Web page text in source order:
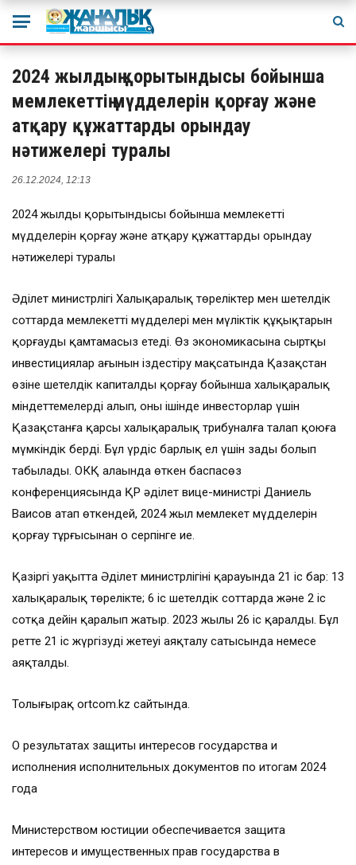
2024 жылдың қорытындысы бойынша
мемлекеттің мүдделерін қорғау және
атқару құжаттарды орындау
нәтижелері туралы
26.12.2024, 12:13
2024 жылдың қорытындысы бойынша мемлекеттің
мүдделерін қорғау және атқару құжаттарды орындау
нәтижелері туралы
Әділет министрлігі Халықаралық төреліктер мен шетелдік
соттарда мемлекеттің мүдделері мен мүліктік құқықтарын
қорғауды қамтамасыз етеді. Өз экономикасына сыртқы
инвестициялар ағынын іздестіру мақсатында Қазақстан
өзіне шетелдік капиталды қорғау бойынша халықаралық
міндеттемелерді алып, оның ішінде инвесторлар үшін
Қазақстанға қарсы халықаралық трибуналға талап қоюға
мүмкіндік берді. Бұл үрдіс барлық ел үшін заңды болып
табылады. ОКҚ алаңында өткен баспасөз
конференциясында ҚР әділет вице-министрі Даниель
Ваисов атап өткендей, 2024 жыл мемлекет мүдделерін
қорғау тұрғысынан оң серпінге ие.
Қазіргі уақытта Әділет министрлігінің қарауында 21 іс бар: 13
халықаралық төрелікте; 6 іс шетелдік соттарда және 2 іс
сотқа дейін қаралып жатыр. 2023 жылы 26 іс қаралды. Бұл
ретте 21 іс жүргізудің жетеуі аяқталу сатысында немесе
аяқталды.
Толығырақ ortcom.kz сайтында.
О результатах защиты интересов государства и
исполнения исполнительных документов по итогам 2024
года
Министерством юстиции обеспечивается защита
интересов и имущественных прав государства в